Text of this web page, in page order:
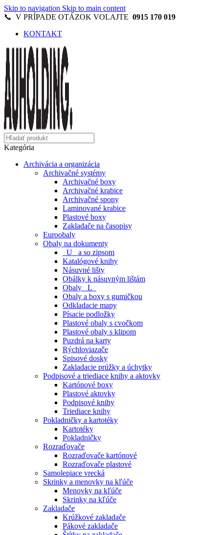
Skip to navigation Skip to main content
📞 V PRÍPADE OTÁZOK VOLAJTE 0915 170 019
KONTAKT
Kategória
Archivácia a organizácia
Archivačné systémy
Archivačné boxy
Archivačné krabice
Archivačné spony
Laminované krabice
Plastové boxy
Zakladače na časopisy
Euroobaly
Obaly na dokumenty
_U_ a so zipsom
Katalógové knihy
Násuvné lišty
Obálky k násuvným lištám
Obaly _L_
Obaly a boxy s gumičkou
Odkladacie mapy
Písacie podložky
Plastové obaly s cvočkom
Plastové obaly s klipom
Puzdrá na karty
Rýchloviazače
Spisové dosky
Zakladacie prúžky a úchytky
Podpisové a triediace knihy a aktovky
Kartónové boxy
Plastové aktovky
Podpisové knihy
Triediace knihy
Pokladničky a kartotéky
Kartotéky
Pokladničky
Rozraďovače
Rozraďovače kartónové
Rozraďovače plastové
Samolepiace vrecká
Skrinky a menovky na kľúče
Menovky na kľúče
Skrinky na kľúče
Zakladače
Krúžkové zakladače
Pákové zakladače